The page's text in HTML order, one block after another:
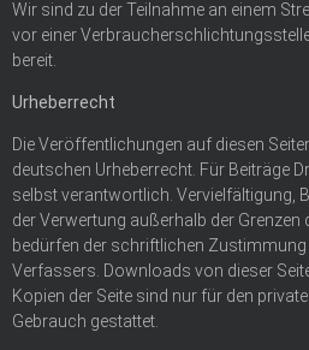
Wir sind zu der Teilnahme an einem
vor einer
bereit.
Urheberrecht
Die Veröffentlichungen auf diesen
deutschen Urheberrecht. Für Beiträge
selbst verantwortlich. Vervielfältigung,
der Verwertung außerhalb der Grenzen
bedürfen der schriftlichen Zustimmung
Verfassers. Downloads von dieser
Kopien der Seite sind nur für den
Gebrauch gestattet.